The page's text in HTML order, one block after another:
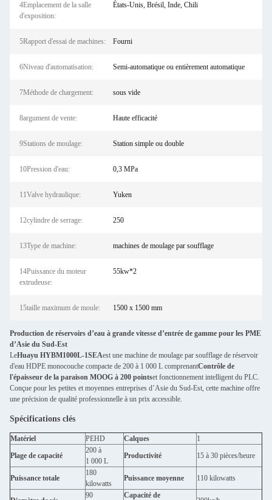
4Emplacement de la salle
d'exposition:
États-Unis, Brésil, Inde, Chili
5Rapport d'essai de machines: Fourni
6Niveau d'automatisation: Semi-automatique ou entièrement automatique
7Méthode de chargement: sous vide
8argument de vente: Haute efficacité
9Stations de moulage: Station simple ou double
10Pression d'eau: 0,3 MPa
11Valve hydraulique: Yuken
12cylindre de serrage: 250
13Type de machine: machines de moulage par soufflage
14Puissance du moteur
extrudeuse:
55kw*2
15taille maximum de moule: 1500 x 1500 mm
Production de réservoirs d’eau à grande vitesse d’entrée de gamme pour les PME
d’Asie du Sud-Est
LeHuayu HYBM1000L-1SEAest une machine de moulage par soufflage de réservoir
d'eau HDPE monocouche compacte de 200 à 1 000 L comprenantContrôle de
l'épaisseur de la paraison MOOG à 200 pointset fonctionnement intelligent du PLC.
Conçue pour les petites et moyennes entreprises d’Asie du Sud-Est, cette machine offre
une précision de qualité professionnelle à un prix accessible.
Spécifications clés
Matériel PEHD Calques
1
Plage de capacité
200 à
1 000 L
Productivité 15 à 30 pièces/heure
Puissance totale
180
kilowatts
Puissance moyenne 110 kilowatts
90 Capacité de